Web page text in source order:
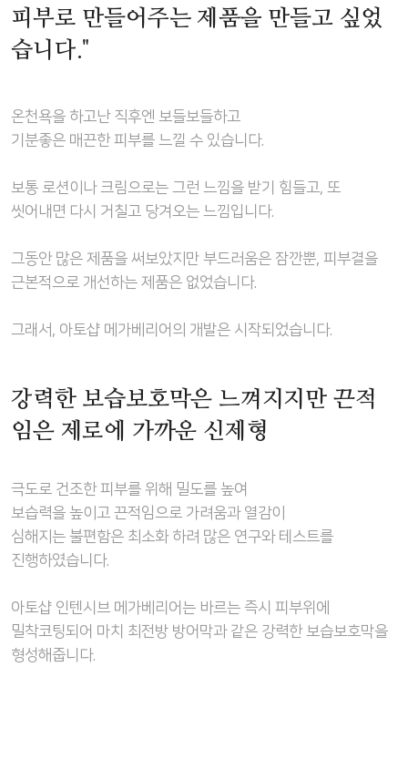
피부로 만들어주는 제품을 만들고 싶었
습니다."
온천욕을 하고난 직후엔 보들보들하고
기분좋은 매끈한 피부를 느낄 수 있습니다.
보통 로션이나 크림으로는 그런 느낌을 받기 힘들고, 또
씻어내면 다시 거칠고 당겨오는 느낌입니다.
그동안 많은 제품을 써보았지만 부드러움은 잠깐뿐, 피부결을
근본적으로 개선하는 제품은 없었습니다.
그래서, 아토샵 메가베리어의 개발은 시작되었습니다.
강력한 보습보호막은 느껴지지만 끈적
임은 제로에 가까운 신제형
극도로 건조한 피부를 위해 밀도를 높여
보습력을 높이고 끈적임으로 가려움과 열감이
심해지는 불편함은 최소화 하려 많은 연구와 테스트를
진행하였습니다.
아토샵 인텐시브 메가베리어는 바르는 즉시 피부위에
밀착코팅되어 마치 최전방 방어막과 같은 강력한 보습보호막을
형성해줍니다.